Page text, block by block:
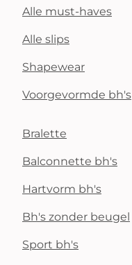
Alle must-haves
Alle slips
Shapewear
Voorgevormde bh's
Bralette
Balconnette bh's
Hartvorm bh's
Bh's zonder beugel
Sport bh's